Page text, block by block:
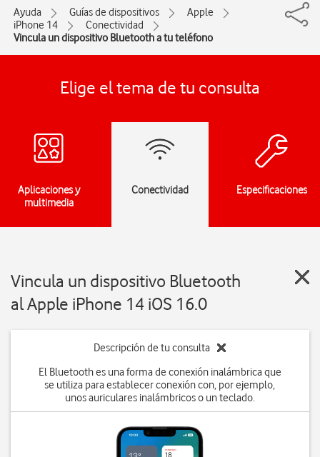
Ayuda Guías de dispositivos
Apple
iPhone 14
Conectividad
Vincula un dispositivo Bluetooth a tu teléfono
Elige el tema de tu consulta
Aplicaciones y
multimedia
Conectividad Especificaciones
Vincula un dispositivo Bluetooth
al Apple iPhone 14 iOS 16.0
Descripción de tu consulta
El Bluetooth es una forma de conexión inalámbrica que
se utiliza para establecer conexión con, por ejemplo,
unos auriculares inalámbricos o un teclado.